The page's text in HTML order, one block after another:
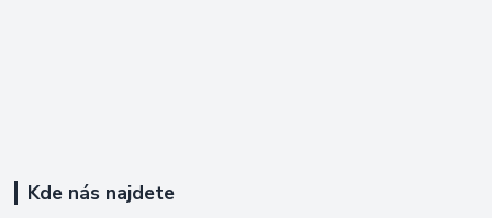
Kde nás najdete